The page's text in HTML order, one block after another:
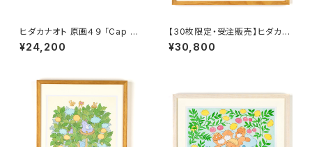
ヒダカナオト 原画４９ 「Cap ca
t」
¥24,200
【30枚限定・受注販売】ヒダカナ
オト 複製原画A 「少し目付きの
悪いネコと友だちのネズミ」額
¥30,800